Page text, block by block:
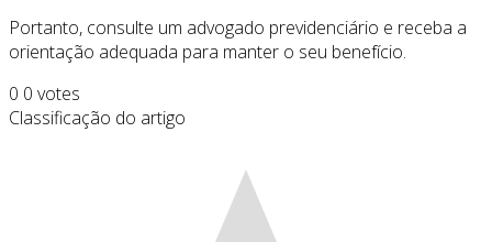
Portanto, consulte um advogado previdenciário e receba a
orientação adequada para manter o seu benefício.
0 0 votes
Classificação do artigo